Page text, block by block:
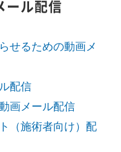
ール配信
せるための動画メ
配信
画メール配信
（施術者向け）配